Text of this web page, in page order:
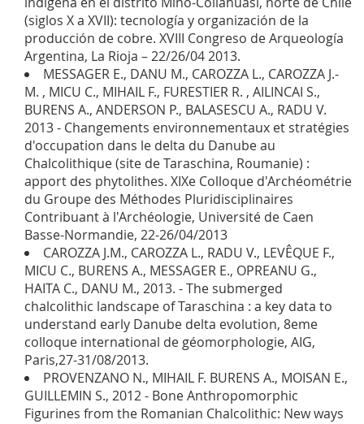
(siglos X a XVII): tecnología y organización de la
producción de cobre. XVIII Congreso de Arqueología
Argentina, La Rioja – 22/26/04 2013.
MESSAGER E., DANU M., CAROZZA L., CAROZZA J.-
M. , MICU C., MIHAIL F., FURESTIER R. , AILINCAI S.,
BURENS A., ANDERSON P., BALASESCU A., RADU V.
2013 - Changements environnementaux et stratégies
d'occupation dans le delta du Danube au
Chalcolithique (site de Taraschina, Roumanie) :
apport des phytolithes. XIXe Colloque d'Archéométrie
du Groupe des Méthodes Pluridisciplinaires
Contribuant à l'Archéologie, Université de Caen
Basse-Normandie, 22-26/04/2013
CAROZZA J.M., CAROZZA L., RADU V., LEVÊQUE F.,
MICU C., BURENS A., MESSAGER E., OPREANU G.,
HAITA C., DANU M., 2013. - The submerged
chalcolithic landscape of Taraschina : a key data to
understand early Danube delta evolution, 8eme
colloque international de géomorphologie, AIG,
Paris,27-31/08/2013.
PROVENZANO N., MIHAIL F. BURENS A., MOISAN E.,
GUILLEMIN S., 2012 - Bone Anthropomorphic
Figurines from the Romanian Chalcolithic: New ways